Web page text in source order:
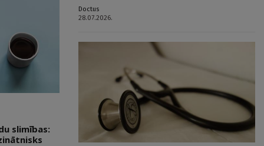
slimības:
Doctus
28.07.2026.